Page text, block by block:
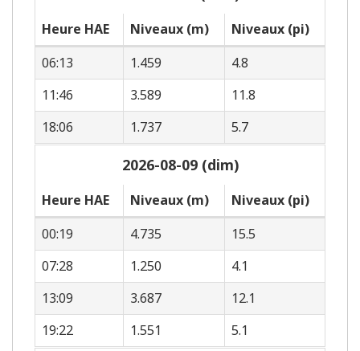
Heure HAE Niveaux (m)
Niveaux (pi)
06:13
1.459
4.8
11:46
3.589
11.8
18:06
1.737 5.7
2026-08-09 (dim)
Heure HAE Niveaux (m)
Niveaux (pi)
00:19
4.735
15.5
07:28
1.250
4.1
13:09
3.687
12.1
19:22
1.551 5.1